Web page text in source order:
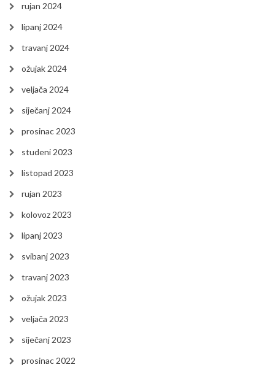
rujan 2024
lipanj 2024
travanj 2024
ožujak 2024
veljača 2024
siječanj 2024
prosinac 2023
studeni 2023
listopad 2023
rujan 2023
kolovoz 2023
lipanj 2023
svibanj 2023
travanj 2023
ožujak 2023
veljača 2023
siječanj 2023
prosinac 2022